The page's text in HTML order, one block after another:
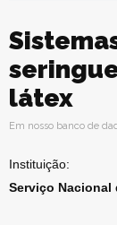
látex
Em nosso banco de
Instituição:
Serviço Nacional